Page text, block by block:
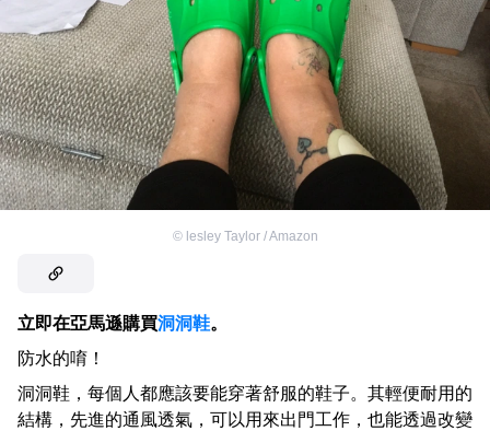
© lesley Taylor / Amazon
立即在亞馬遜購買洞洞鞋。
防水的唷！
洞洞鞋，每個人都應該要能穿著舒服的鞋子。其輕便耐用的
結構，先進的通風透氣，可以用來出門工作，也能透過改變